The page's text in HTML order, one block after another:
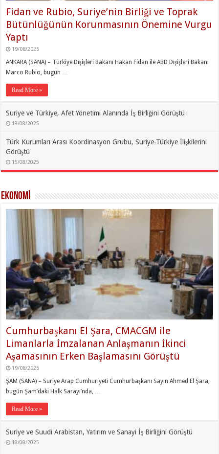
Fidan ve Rubio, Suriye’nin Birliği ve Toprak
Bütünlüğünün Korunmasının Önemine Vurgu
Yaptı
19/08/2025
ANKARA (SANA) – Türkiye Dışişleri Bakanı Hakan Fidan ile ABD Dışişleri Bakanı
Marco Rubio, bugün …
Read More »
Suriye ve Türkiye, Afet Yönetimi Alanında İş Birliğini Görüştü
18/08/2025
Türk Kurumları Arası Koordinasyon Grubu, Suriye-Türkiye İlişkilerini
Görüştü
15/08/2025
Ekonomİ
Cumhurbaşkanı El Şara, CMACGM ile
Limanlarla İmzalanan Anlaşmanın İkinci
Aşamasının Erken Başlamasını Görüştü
19/08/2025
ŞAM (SANA) – Suriye Arap Cumhuriyeti Cumhurbaşkanı Sayın Ahmed El Şara,
bugün Şam’daki Halk Sarayı’nda, …
Read More »
Suriye ve Suudi Arabistan, Yatırım ve Sanayi İş Birliğini Görüştü
18/08/2025